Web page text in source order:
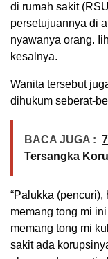
di rumah sakit
persetujuannya di
nyawanya orang.
kesalnya.
Wanita tersebut
dihukum seberat-
BACA JUGA :
Tersangka
“Palukka (pencuri),
memang tong mi
memang tong mi
sakit ada